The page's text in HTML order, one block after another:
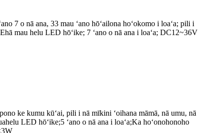
7 o nā ana, 33 mau ʻano hōʻailona hoʻokomo i loaʻa; pili i
mau helu LED hōʻike; 7 ʻano o nā ana i loaʻa; DC12~36V
ke kumu kūʻai, pili i nā mīkini ʻoihana māmā, nā umu, nā
LED hōʻike;5 ʻano o nā ana i loaʻa;Ka hoʻonohonoho